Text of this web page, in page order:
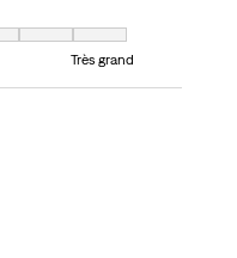
Très grand